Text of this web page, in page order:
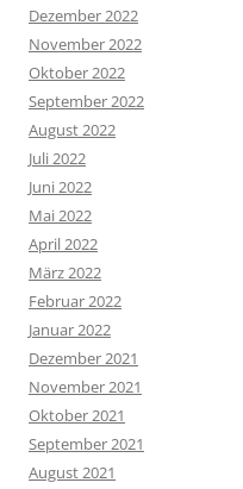
Dezember 2022
November 2022
Oktober 2022
September 2022
August 2022
Juli 2022
Juni 2022
Mai 2022
April 2022
März 2022
Februar 2022
Januar 2022
Dezember 2021
November 2021
Oktober 2021
September 2021
August 2021